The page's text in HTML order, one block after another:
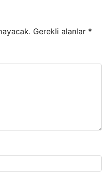
Gerekli alanlar *